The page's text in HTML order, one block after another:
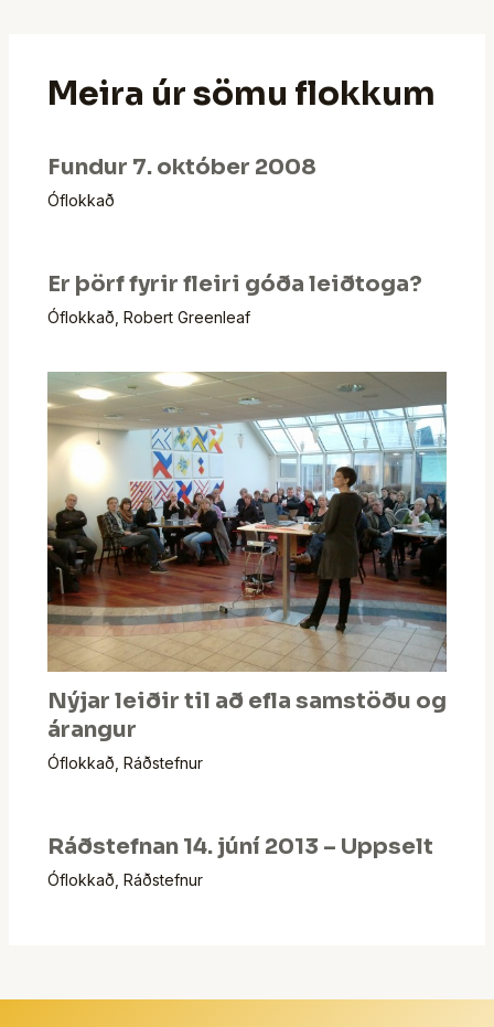
Meira úr sömu flokkum
Fundur 7. október 2008
Óflokkað
Er þörf fyrir fleiri góða leiðtoga?
Óflokkað Robert Greenleaf
Nýjar leiðir til að efla samstöðu og
árangur
Óflokkað, Ráðstefnur
Ráðstefnan 14. júní 2013 – Uppselt
Óflokkað, Ráðstefnur